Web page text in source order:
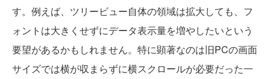
す。例えば、ツリービュー自体の領域は拡大しても、フ
ォントは大きくせずにデータ表示量を増やしたいという
要望があるかもしれません。特に顕著なのは旧PCの画面
サイズでは横が収まらずに横スクロールが必要だった一